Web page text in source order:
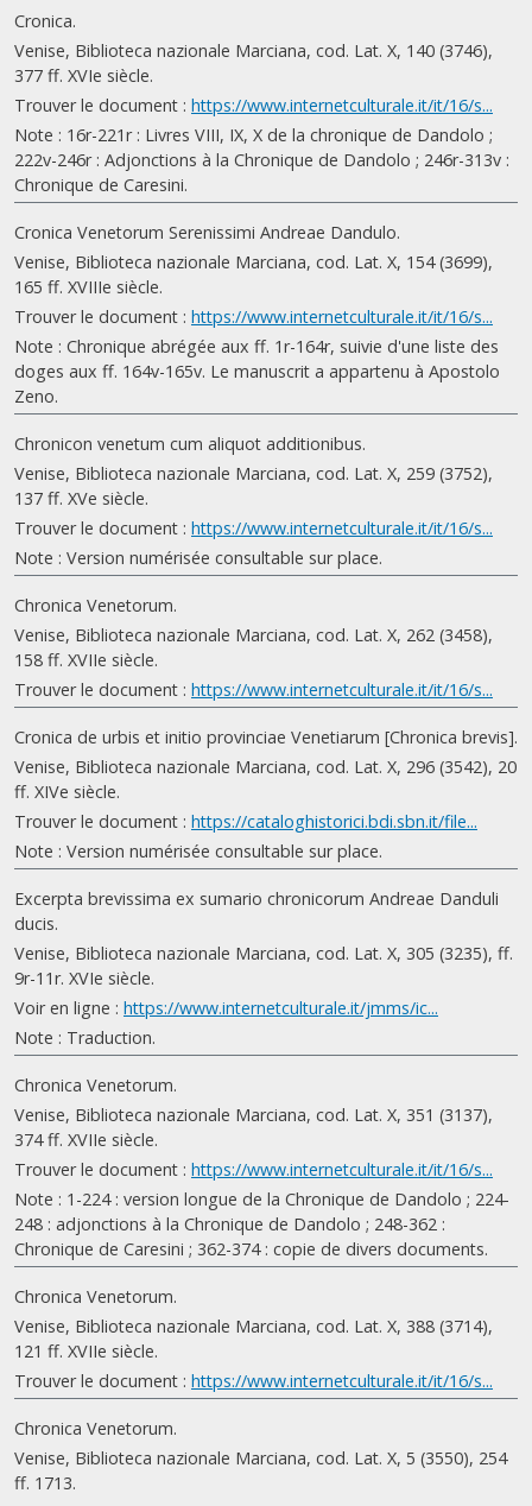
Cronica.
Venise, Biblioteca nazionale Marciana, cod. Lat. X, 140 (3746),
377 ff. XVIe siècle.
Trouver le document : https://www.internetculturale.it/it/16/s...
Note : 16r-221r : Livres VIII, IX, X de la chronique de Dandolo ;
222v-246r : Adjonctions à la Chronique de Dandolo ; 246r-313v :
Chronique de Caresini.
Cronica Venetorum Serenissimi Andreae Dandulo.
Venise, Biblioteca nazionale Marciana, cod. Lat. X, 154 (3699),
165 ff. XVIIIe siècle.
Trouver le document : https://www.internetculturale.it/it/16/s...
Note : Chronique abrégée aux ff. 1r-164r, suivie d'une liste des
doges aux ff. 164v-165v. Le manuscrit a appartenu à Apostolo
Zeno.
Chronicon venetum cum aliquot additionibus.
Venise, Biblioteca nazionale Marciana, cod. Lat. X, 259 (3752),
137 ff. XVe siècle.
Trouver le document : https://www.internetculturale.it/it/16/s...
Note : Version numérisée consultable sur place.
Chronica Venetorum.
Venise, Biblioteca nazionale Marciana, cod. Lat. X, 262 (3458),
158 ff. XVIIe siècle.
Trouver le document : https://www.internetculturale.it/it/16/s...
Cronica de urbis et initio provinciae Venetiarum [Chronica brevis].
Venise, Biblioteca nazionale Marciana, cod. Lat. X, 296 (3542), 20
ff. XIVe siècle.
Trouver le document : https://cataloghistorici.bdi.sbn.it/file...
Note : Version numérisée consultable sur place.
Excerpta brevissima ex sumario chronicorum Andreae Danduli
ducis.
Venise, Biblioteca nazionale Marciana, cod. Lat. X, 305 (3235), ff.
9r-11r. XVIe siècle.
Voir en ligne : https://www.internetculturale.it/jmms/ic...
Note : Traduction.
Chronica Venetorum.
Venise, Biblioteca nazionale Marciana, cod. Lat. X, 351 (3137),
374 ff. XVIIe siècle.
Trouver le document : https://www.internetculturale.it/it/16/s...
Note : 1-224 : version longue de la Chronique de Dandolo ; 224-
248 : adjonctions à la Chronique de Dandolo ; 248-362 :
Chronique de Caresini ; 362-374 : copie de divers documents.
Chronica Venetorum.
Venise, Biblioteca nazionale Marciana, cod. Lat. X, 388 (3714),
121 ff. XVIIe siècle.
Trouver le document : https://www.internetculturale.it/it/16/s...
Chronica Venetorum.
Venise, Biblioteca nazionale Marciana, cod. Lat. X, 5 (3550), 254
ff. 1713.